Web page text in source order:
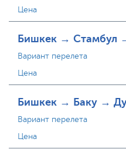
Цена
Бишкек → Стамбул
Вариант перелета
Цена
Бишкек → Баку →
Вариант перелета
Цена